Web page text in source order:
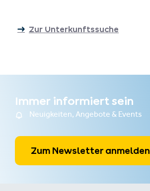
Zur Unterkunftssuche
Immer informiert sein
Neuigkeiten, Angebote & Events
Zum Newsletter anmelden